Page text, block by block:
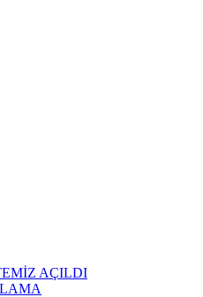
AÇILDI